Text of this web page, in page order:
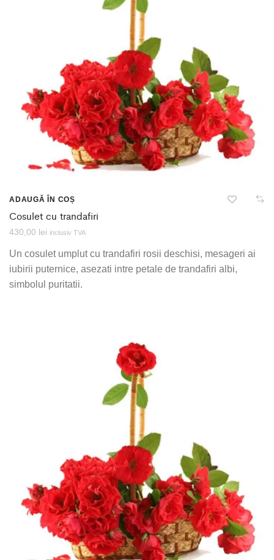
ADAUGĂ ÎN COȘ
Cosulet cu trandafiri
430,00 lei inclusiv TVA
Un cosulet umplut cu trandafiri rosii deschisi, mesageri ai
iubirii puternice, asezati intre petale de trandafiri albi,
simbolul puritatii.